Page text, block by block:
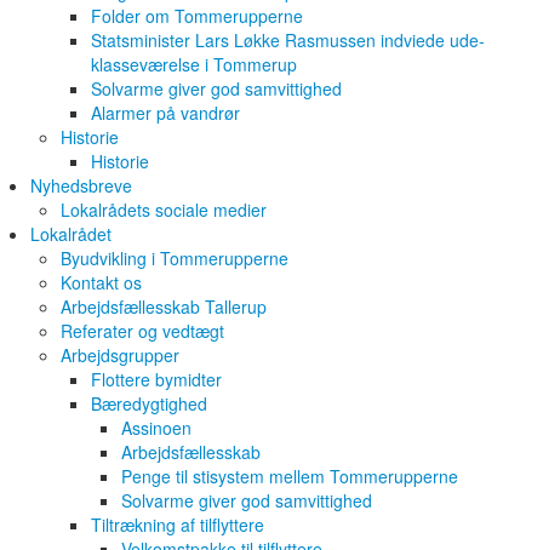
Folder om Tommerupperne
Statsminister Lars Løkke Rasmussen indviede ude-
klasseværelse i Tommerup
Solvarme giver god samvittighed
Alarmer på vandrør
Historie
Historie
Nyhedsbreve
Lokalrådets sociale medier
Lokalrådet
Byudvikling i Tommerupperne
Kontakt os
Arbejdsfællesskab Tallerup
Referater og vedtægt
Arbejdsgrupper
Flottere bymidter
Bæredygtighed
Assinoen
Arbejdsfællesskab
Penge til stisystem mellem Tommerupperne
Solvarme giver god samvittighed
Tiltrækning af tilflyttere